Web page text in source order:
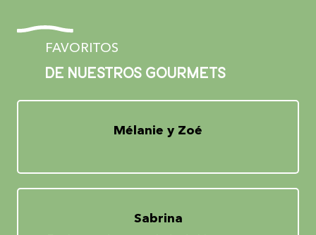
FAVORITOS
De nuestros gourmets
Mélanie y Zoé
Sabrina